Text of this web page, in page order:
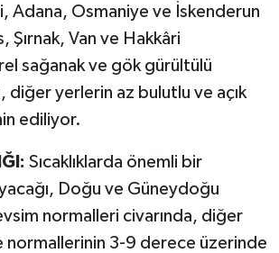
Adana, Osmaniye ve İskenderun
Şırnak, Van ve Hakkâri
sağanak ve gök gürültülü
diğer yerlerin az bulutlu ve açık
ediliyor.
Sıcaklıklarda önemli bir
Doğu ve Güneydoğu
normalleri civarında, diğer
normallerinin 3-9 derece üzerinde